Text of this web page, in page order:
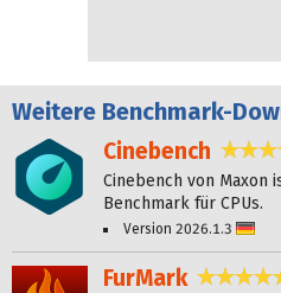
Weitere Benchmark-
Cinebench
Cinebench von Maxon
Benchmark für CPUs.
Version 2026.1.3
FurMark